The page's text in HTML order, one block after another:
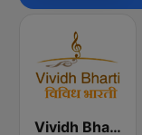
Vividh Bharti (विविध भारती)